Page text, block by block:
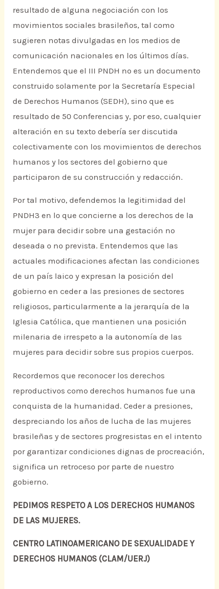
resultado de alguna negociación con los
movimientos sociales brasileños, tal como
sugieren notas divulgadas en los medios de
comunicación nacionales en los últimos días.
Entendemos que el III PNDH no es un documento
construido solamente por la Secretaría Especial
de Derechos Humanos (SEDH), sino que es
resultado de 50 Conferencias y, por eso, cualquier
alteración en su texto debería ser discutida
colectivamente con los movimientos de derechos
humanos y los sectores del gobierno que
participaron de su construcción y redacción.
Por tal motivo, defendemos la legitimidad del
PNDH3 en lo que concierne a los derechos de la
mujer para decidir sobre una gestación no
deseada o no prevista. Entendemos que las
actuales modificaciones afectan las condiciones
de un país laico y expresan la posición del
gobierno en ceder a las presiones de sectores
religiosos, particularmente a la jerarquía de la
Iglesia Católica, que mantienen una posición
milenaria de irrespeto a la autonomía de las
mujeres para decidir sobre sus propios cuerpos.
Recordemos que reconocer los derechos
reproductivos como derechos humanos fue una
conquista de la humanidad. Ceder a presiones,
despreciando los años de lucha de las mujeres
brasileñas y de sectores progresistas en el intento
por garantizar condiciones dignas de procreación,
significa un retroceso por parte de nuestro
gobierno.
PEDIMOS RESPETO A LOS DERECHOS HUMANOS
DE LAS MUJERES.
CENTRO LATINOAMERICANO DE SEXUALIDADE Y
DERECHOS HUMANOS (CLAM/UERJ)